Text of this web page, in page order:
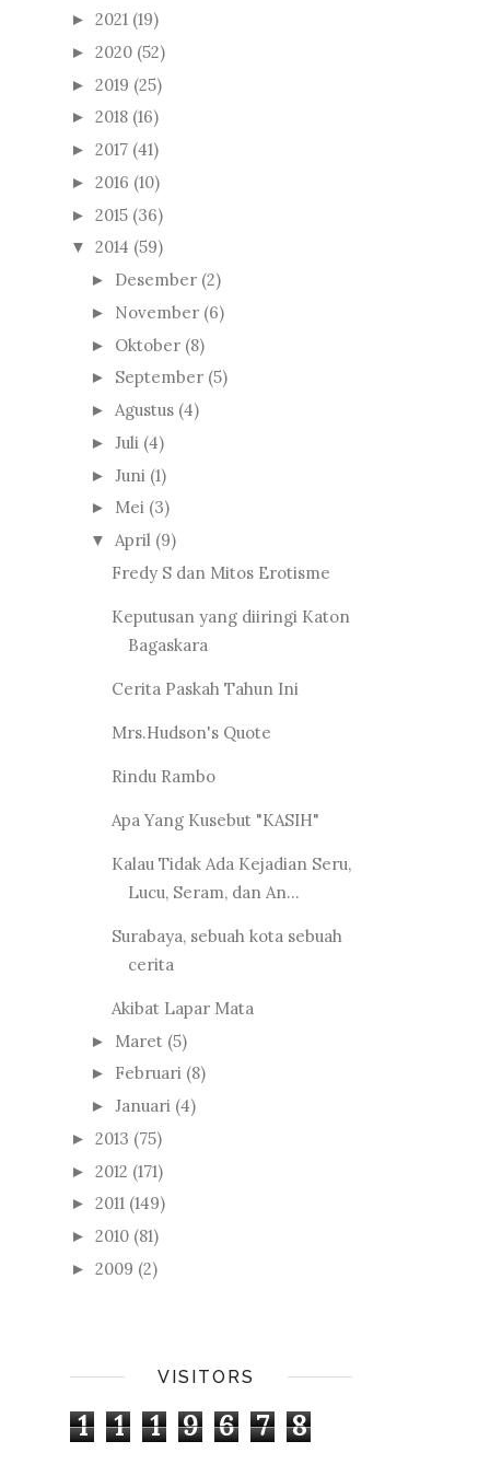
► 2021 (19)
► 2020 (52)
► 2019 (25)
► 2018 (16)
► 2017 (41)
► 2016 (10)
► 2015 (36)
▼ 2014 (59)
► Desember (2)
► November (6)
► Oktober (8)
► September (5)
► Agustus (4)
► Juli (4)
► Juni (1)
► Mei (3)
▼ April (9)
Fredy S dan Mitos Erotisme
Keputusan yang diiringi Katon
Bagaskara
Cerita Paskah Tahun Ini
Mrs.Hudson's Quote
Rindu Rambo
Apa Yang Kusebut "KASIH"
Kalau Tidak Ada Kejadian Seru,
Lucu, Seram, dan An...
Surabaya, sebuah kota sebuah
cerita
Akibat Lapar Mata
► Maret (5)
► Februari (8)
► Januari (4)
► 2013 (75)
► 2012 (171)
► 2011 (149)
► 2010 (81)
► 2009 (2)
VISITORS
1 1 1 9 6 7 8